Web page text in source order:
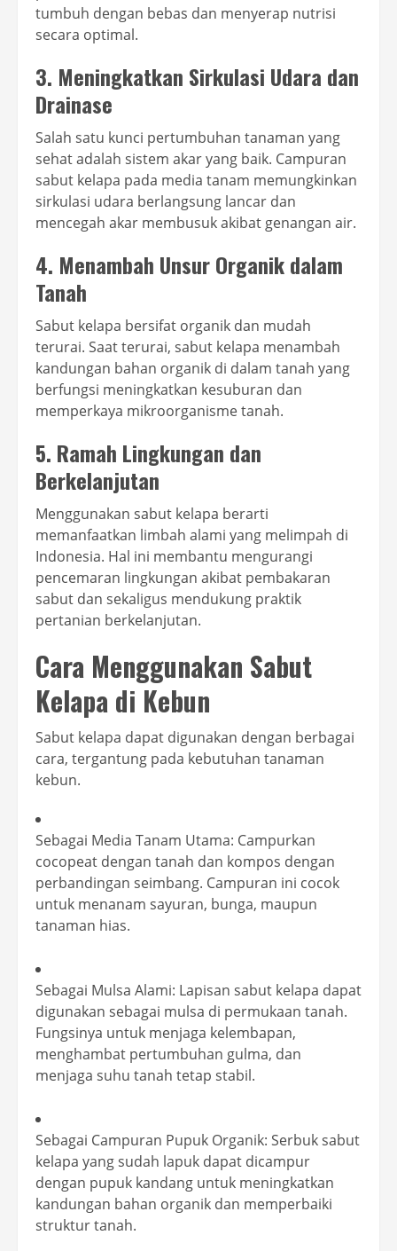
tumbuh dengan bebas dan menyerap nutrisi
secara optimal.
3. Meningkatkan Sirkulasi Udara dan
Drainase
Salah satu kunci pertumbuhan tanaman yang
sehat adalah sistem akar yang baik. Campuran
sabut kelapa pada media tanam memungkinkan
sirkulasi udara berlangsung lancar dan
mencegah akar membusuk akibat genangan air.
4. Menambah Unsur Organik dalam
Tanah
Sabut kelapa bersifat organik dan mudah
terurai. Saat terurai, sabut kelapa menambah
kandungan bahan organik di dalam tanah yang
berfungsi meningkatkan kesuburan dan
memperkaya mikroorganisme tanah.
5. Ramah Lingkungan dan
Berkelanjutan
Menggunakan sabut kelapa berarti
memanfaatkan limbah alami yang melimpah di
Indonesia. Hal ini membantu mengurangi
pencemaran lingkungan akibat pembakaran
sabut dan sekaligus mendukung praktik
pertanian berkelanjutan.
Cara Menggunakan Sabut
Kelapa di Kebun
Sabut kelapa dapat digunakan dengan berbagai
cara, tergantung pada kebutuhan tanaman
kebun.
Sebagai Media Tanam Utama: Campurkan
cocopeat dengan tanah dan kompos dengan
perbandingan seimbang. Campuran ini cocok
untuk menanam sayuran, bunga, maupun
tanaman hias.
Sebagai Mulsa Alami: Lapisan sabut kelapa dapat
digunakan sebagai mulsa di permukaan tanah.
Fungsinya untuk menjaga kelembapan,
menghambat pertumbuhan gulma, dan
menjaga suhu tanah tetap stabil.
Sebagai Campuran Pupuk Organik: Serbuk sabut
kelapa yang sudah lapuk dapat dicampur
dengan pupuk kandang untuk meningkatkan
kandungan bahan organik dan memperbaiki
struktur tanah.